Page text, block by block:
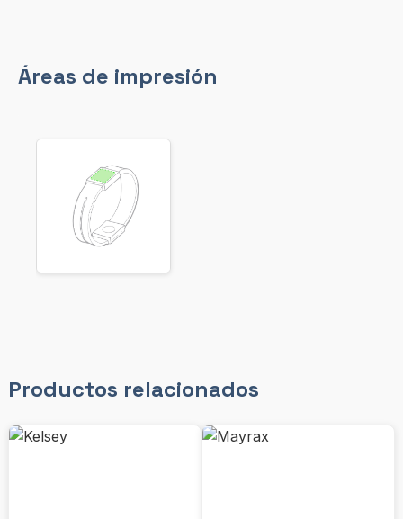
Áreas de impresión
Productos relacionados